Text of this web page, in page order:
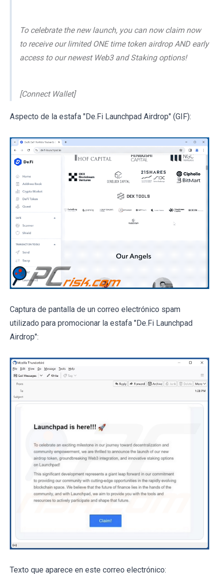
To celebrate the new launch, you can now claim now
to receive our limited ONE time token airdrop AND early
access to our newest Web3 and Staking options!
[Connect Wallet]
Aspecto de la estafa "De.Fi Launchpad Airdrop" (GIF):
Captura de pantalla de un correo electrónico spam
utilizado para promocionar la estafa "De.Fi Launchpad
Airdrop":
Texto que aparece en este correo electrónico: